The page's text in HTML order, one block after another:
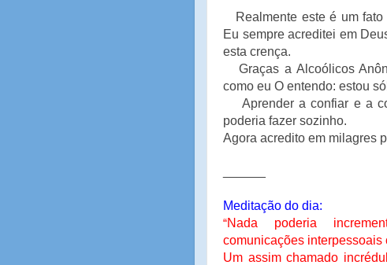
Realmente este é um fato
Eu sempre acreditei em
esta crença.
Graças a Alcoólicos
como eu O entendo: estou
Aprender a confiar e a
poderia fazer sozinho.
Agora acredito em milagres
Meditação do dia:
“Nada poderia
comunicações interpessoais
Um assim chamado